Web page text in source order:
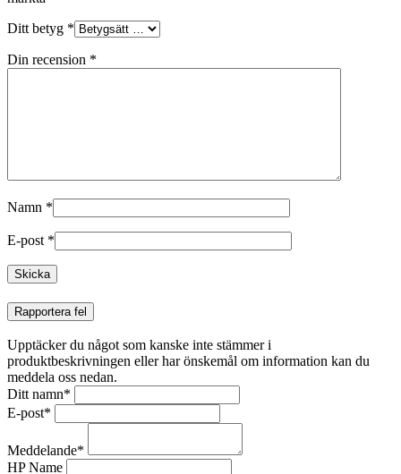
Ditt betyg *
Din recension *
Namn *
E-post *
Rapportera fel
Upptäcker du något som kanske inte stämmer i
produktbeskrivningen eller har önskemål om information kan du
meddela oss nedan.
Ditt namn*
E-post*
Meddelande*
HP Name